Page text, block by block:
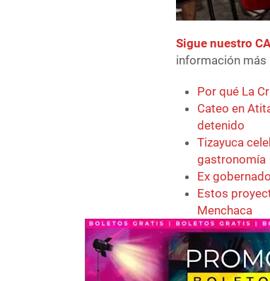
Sigue nuestro
información más
Por qué La
Cateo en
detenido
Tizayuca
gastronomía
Ex
Estos
Menchaca